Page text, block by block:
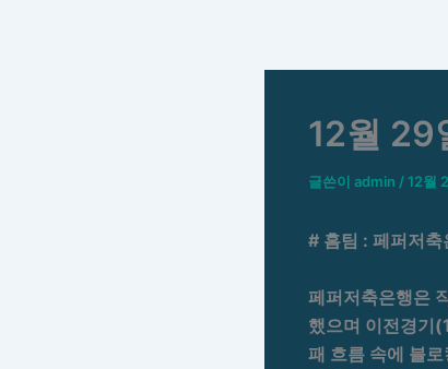
12월 29
글쓴이 admin / 12월
# 홈팀 : 페퍼저
페퍼저축은행은
했으며 이전경
패 흐름 속에 블